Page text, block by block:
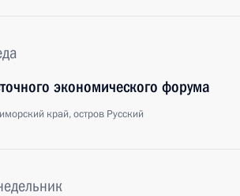
экономического форума
край, остров Русский